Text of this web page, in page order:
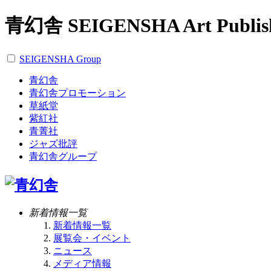
青幻舎 SEIGENSHA Art
SEIGENSHA Group
青幻舎
青幻舎プロモーション
草紙堂
紫紅社
青菁社
ジャズ批評
青幻舎グループ
新着情報一覧
新着情報一覧
展覧会・イベント
ニュース
メディア情報